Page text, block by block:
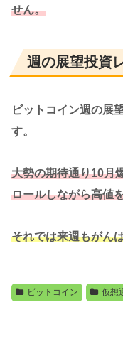
せん。
週の展望投資
ビットコイン週の展
す。
大勢の期待通り10月
ロールしながら高値
それでは来週もがん
ビットコイン 仮想